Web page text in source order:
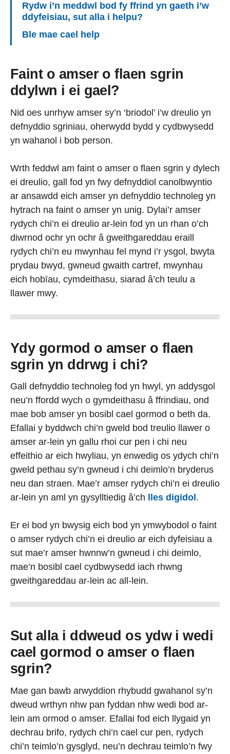
Rydw i’n meddwl bod fy ffrind yn gaeth i’w
ddyfeisiau, sut alla i helpu?
Ble mae cael help
Faint o amser o flaen sgrin
ddylwn i ei gael?
Nid oes unrhyw amser sy’n ‘briodol’ i’w dreulio yn
defnyddio sgriniau, oherwydd bydd y cydbwysedd
yn wahanol i bob person.
Wrth feddwl am faint o amser o flaen sgrin y dylech
ei dreulio, gall fod yn fwy defnyddiol canolbwyntio
ar ansawdd eich amser yn defnyddio technoleg yn
hytrach na faint o amser yn unig. Dylai’r amser
rydych chi’n ei dreulio ar-lein fod yn un rhan o’ch
diwrnod ochr yn ochr â gweithgareddau eraill
rydych chi’n eu mwynhau fel mynd i’r ysgol, bwyta
prydau bwyd, gwneud gwaith cartref, mwynhau
eich hobïau, cymdeithasu, siarad â’ch teulu a
llawer mwy.
Ydy gormod o amser o flaen
sgrin yn ddrwg i chi?
Gall defnyddio technoleg fod yn hwyl, yn addysgol
neu’n ffordd wych o gymdeithasu â ffrindiau, ond
mae bob amser yn bosibl cael gormod o beth da.
Efallai y byddwch chi’n gweld bod treulio llawer o
amser ar-lein yn gallu rhoi cur pen i chi neu
effeithio ar eich hwyliau, yn enwedig os ydych chi’n
gweld pethau sy’n gwneud i chi deimlo’n bryderus
neu dan straen. Mae’r amser rydych chi’n ei dreulio
ar-lein yn aml yn gysylltiedig â’ch
lles digidol .
Er ei bod yn bwysig eich bod yn ymwybodol o faint
o amser rydych chi’n ei dreulio ar eich dyfeisiau a
sut mae’r amser hwnnw’n gwneud i chi deimlo,
mae’n bosibl cael cydbwysedd iach rhwng
gweithgareddau ar-lein ac all-lein.
Sut alla i ddweud os ydw i wedi
cael gormod o amser o flaen
sgrin?
Mae gan bawb arwyddion rhybudd gwahanol sy’n
dweud wrthyn nhw pan fyddan nhw wedi bod ar-
lein am ormod o amser. Efallai fod eich llygaid yn
dechrau brifo, rydych chi’n cael cur pen, rydych
chi’n teimlo’n gysglyd, neu’n dechrau teimlo’n fwy